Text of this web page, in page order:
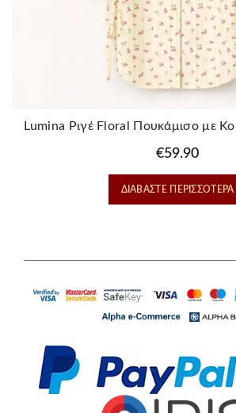
Lumina Ριγέ Floral Πουκάμισο με
€59.90
ΔΙΑΒΆΣΤΕ ΠΕΡΙΣΣΌΤΕΡΑ